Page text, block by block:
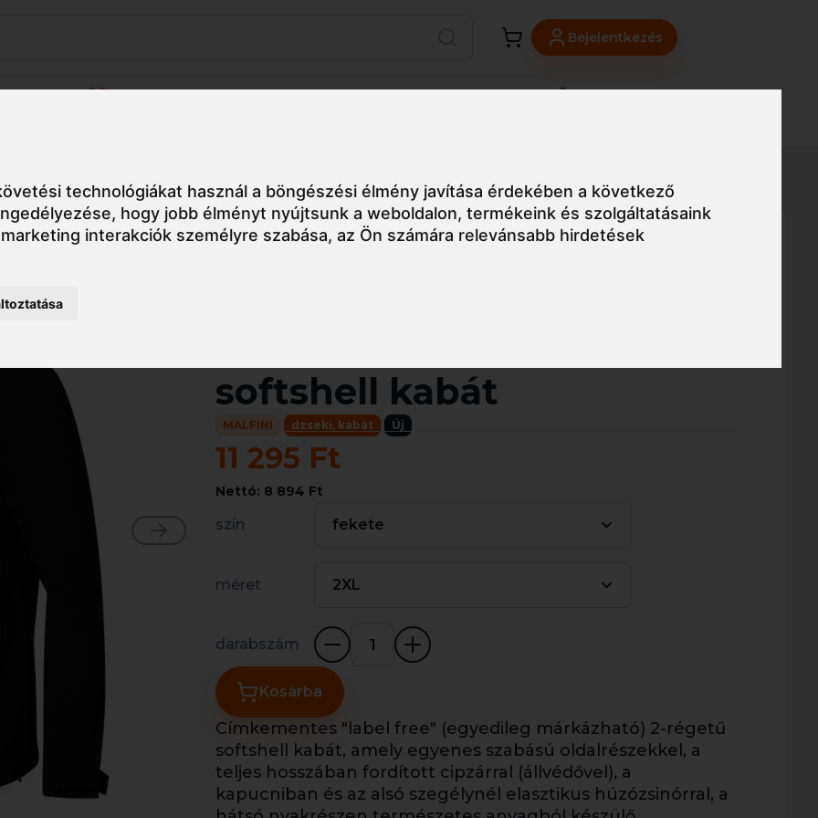
technológiákat használ a böngészési élmény javítása érdekében a következő
, hogy jobb élményt nyújtsunk a weboldalon,termékeink és szolgáltatásaink
interakciók személyre szabása,az Ön számára relevánsabb hirdetések
Bejelentkezés
softshell kabát
MALFINI dzseki, kabát Új
11 295 Ft
Nettó: 8 894 Ft
szín fekete
méret 2XL
darabszám
Kosárba
Címkementes "label free" (egyedileg márkázható) 2-régetű
softshell kabát, amely egyenes szabású oldalrészekkel, a
teljes hosszában fordított cipzárral (állvédővel), a
kapucniban és az alsó szegélynél elasztikus húzózsinórral, a